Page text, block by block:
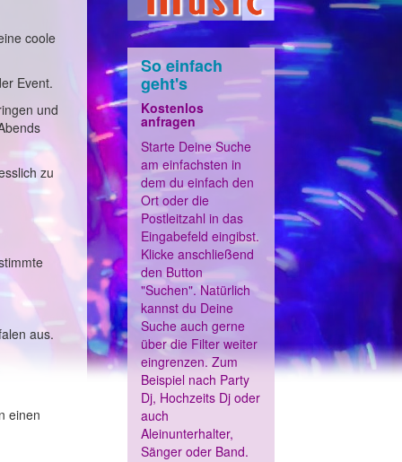
coole
Event.
und
zu
aus.
einen
So einfach
geht's
Kostenlos
anfragen
Starte Deine Suche
am einfachsten in
dem du einfach den
Ort oder die
Postleitzahl in das
Eingabefeld eingibst.
Klicke anschließend
den Button
"Suchen". Natürlich
kannst du Deine
Suche auch gerne
über die Filter weiter
eingrenzen. Zum
Beispiel nach Party
Dj, Hochzeits Dj oder
auch
Aleinunterhalter,
Sänger oder Band.